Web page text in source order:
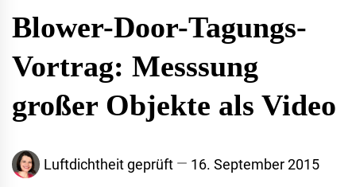
Blower-Door-Tagungs-
Vortrag: Messsung
großer Objekte als Video
Luftdichtheit geprüft 16. September 2015